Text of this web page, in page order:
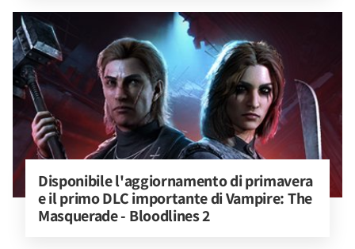
Disponibile l'aggiornamento di primavera
e il primo DLC importante di Vampire: The
Masquerade - Bloodlines 2